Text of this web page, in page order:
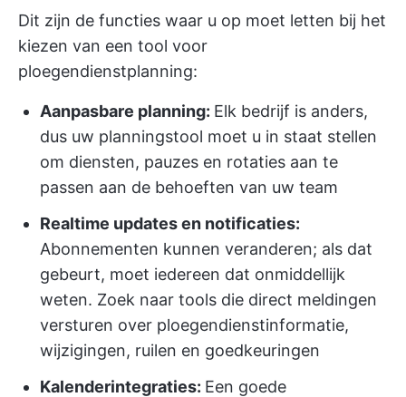
Dit zijn de functies waar u op moet letten bij het
kiezen van een tool voor
ploegendienstplanning:
Aanpasbare planning: Elk bedrijf is anders,
dus uw planningstool moet u in staat stellen
om diensten, pauzes en rotaties aan te
passen aan de behoeften van uw team
Realtime updates en notificaties:
Abonnementen kunnen veranderen; als dat
gebeurt, moet iedereen dat onmiddellijk
weten. Zoek naar tools die direct meldingen
versturen over ploegendienstinformatie,
wijzigingen, ruilen en goedkeuringen
Kalenderintegraties: Een goede